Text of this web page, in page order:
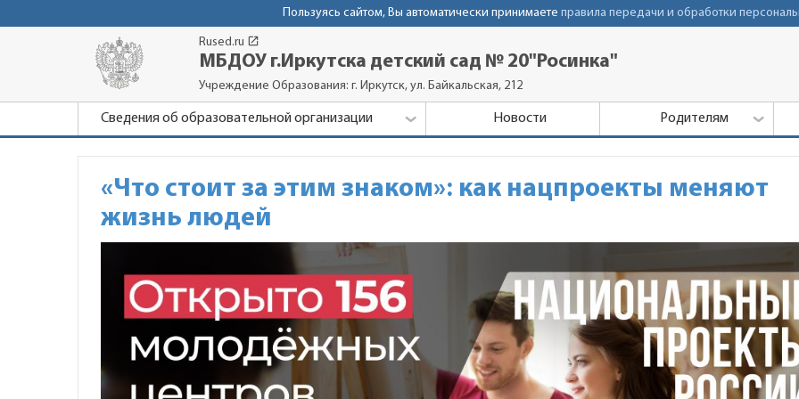
Пользуясь сайтом, Вы автоматически принимаете правила передачи и обработки
Rused.ru launch
МБДОУ г.Иркутска детский сад № 20"Росинка"
Учреждение Образования: г. Иркутск, ул. Байкальская, 212
Сведения об образовательной организации Новости Родителям
«Что стоит за этим знаком»: как нацпроекты меняют
жизнь людей